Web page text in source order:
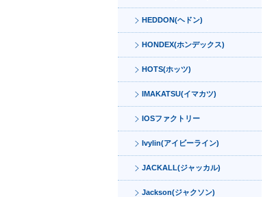
HEDDON(ヘドン)
HONDEX(ホンデックス)
HOTS(ホッツ)
IMAKATSU(イマカツ)
IOSファクトリー
Ivylin(アイビーライン)
JACKALL(ジャッカル)
Jackson(ジャクソン)